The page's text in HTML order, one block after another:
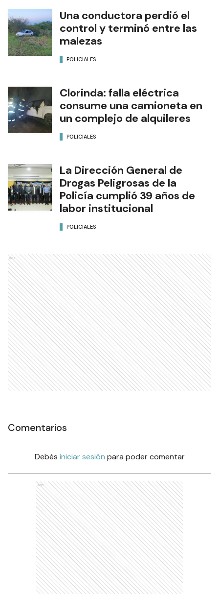
Una conductora perdió el
control y terminó entre las
malezas
POLICIALES
Clorinda: falla eléctrica
consume una camioneta en
un complejo de alquileres
POLICIALES
La Dirección General de
Drogas Peligrosas de la
Policía cumplió 39 años de
labor institucional
POLICIALES
Ads
Comentarios
Debés iniciar sesión para poder comentar
Ads